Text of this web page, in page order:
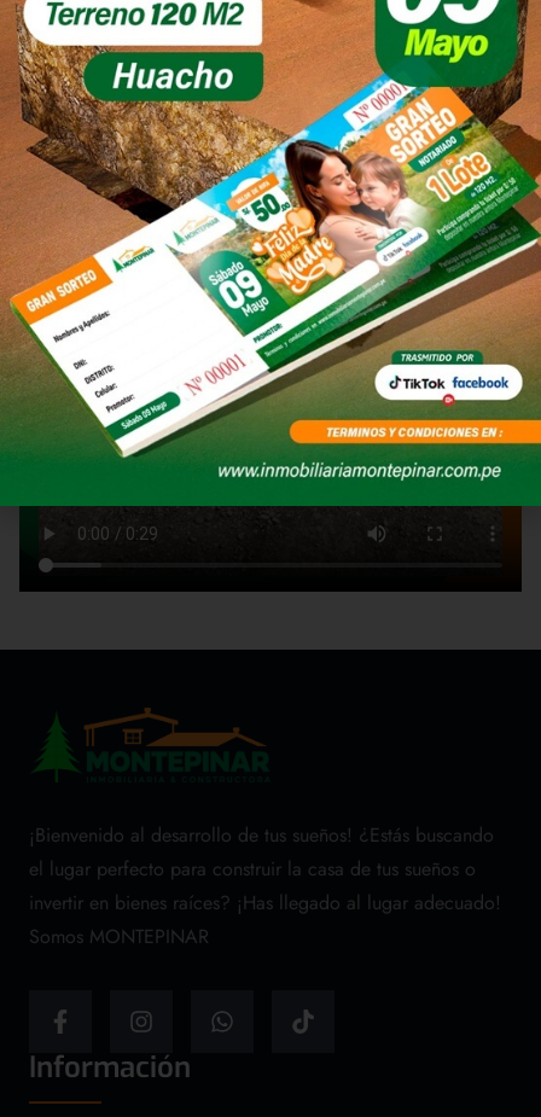
¡Bienvenido al desarrollo de tus sueños! ¿Estás buscando
el lugar perfecto para construir la casa de tus sueños o
invertir en bienes raíces? ¡Has llegado al lugar adecuado!
Somos MONTEPINAR
Información